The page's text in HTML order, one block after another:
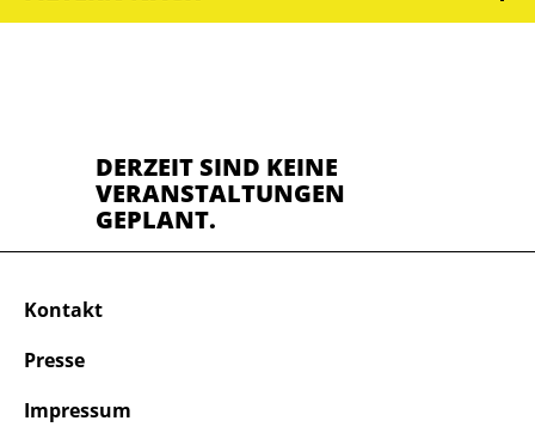
DERZEIT SIND KEINE
VERANSTALTUNGEN
GEPLANT.
Kontakt
Presse
Impressum